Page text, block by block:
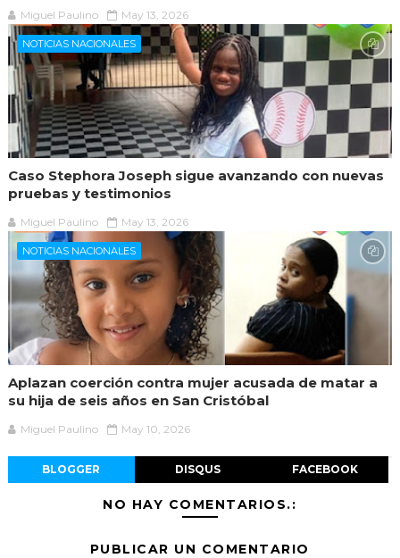
Miguel Paulino May 13, 2026
NOTICIAS NACIONALES
Caso Stephora Joseph sigue avanzando con nuevas
pruebas y testimonios
Miguel Paulino May 13, 2026
NOTICIAS NACIONALES
Aplazan coerción contra mujer acusada de matar a
su hija de seis años en San Cristóbal
Miguel Paulino May 10, 2026
BLOGGER DISQUS FACEBOOK
NO HAY COMENTARIOS.:
PUBLICAR UN COMENTARIO